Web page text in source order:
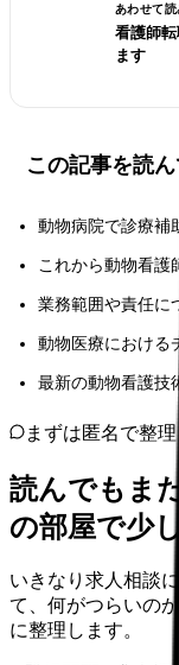
あわせて読
看護師
ます
この記事を読ん
動物病院で診療補
これから動物看護
業務範囲や責任に
動物医療における
最新の動物看護技
まずは匿名で整理
読んでもま
の部屋で少
いきなり求人相談
て、何がつらいの
に整理します。